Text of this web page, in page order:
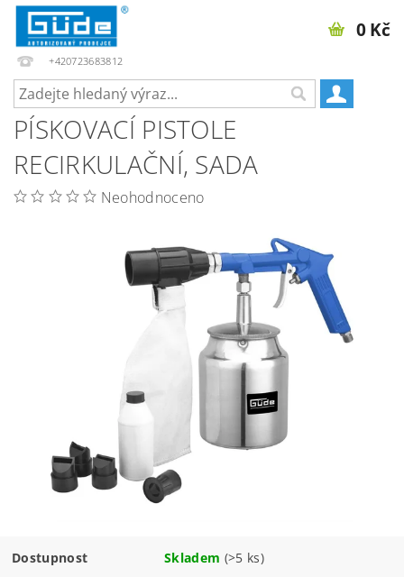
+420723683812
0 Kč
PÍSKOVACÍ PISTOLE
RECIRKULAČNÍ, SADA
Neohodnoceno
Dostupnost Skladem (>5 ks)